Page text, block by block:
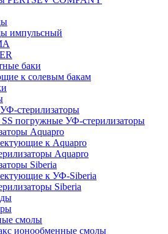
импульсный
баки
к солевым бакам
стерилизаторы
SS погружные УФ-стерилизаторы
Aquapro
к Aquapro
Aquapro
Siberia
к УФ-Siberia
Siberia
смолы
ионообменные смолы